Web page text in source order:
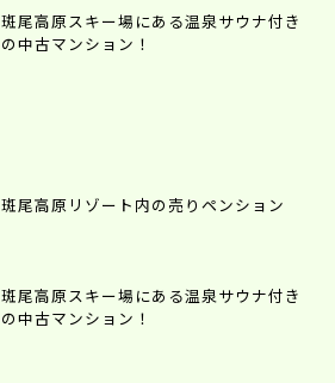
斑尾高原スキー場にある温泉サウナ付き
の中古マンション！
斑尾高原リゾート内の売りペンション
斑尾高原スキー場にある温泉サウナ付き
の中古マンション！